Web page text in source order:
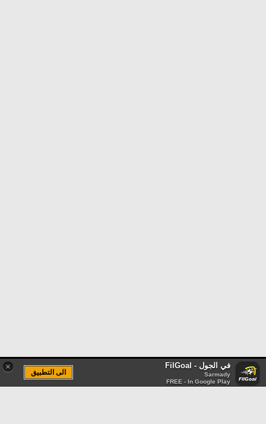
× في الجول - FilGoal
Sarmady
FREE - In Google Play
الى التطبيق